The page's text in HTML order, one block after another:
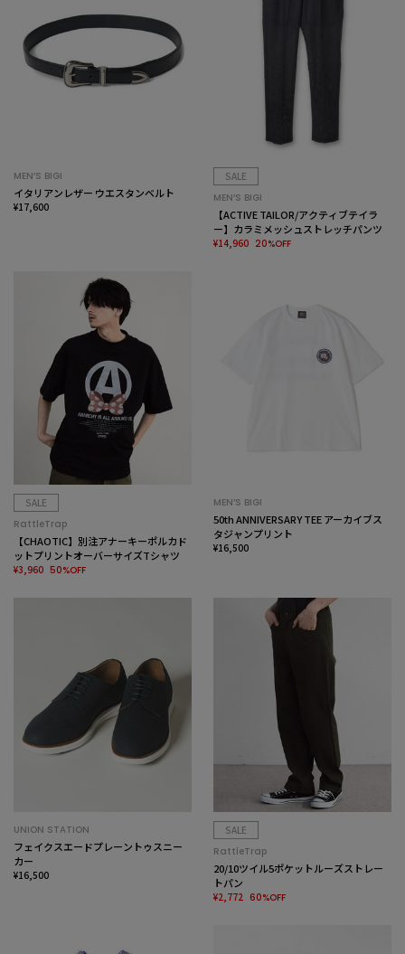
MEN’S BIGI
イタリアンレザー ウエスタンベルト
¥17,600
SALE
MEN’S BIGI
【ACTIVE TAILOR/アクティブテイラ
ー】カラミメッシュストレッチパンツ
¥14,960 20%OFF
SALE
RattleTrap
【CHAOTIC】別注アナーキーポルカド
ットプリントオーバーサイズTシャツ
¥3,960 50%OFF
MEN’S BIGI
50th ANNIVERSARY TEE アーカイブス
タジャンプリント
¥16,500
UNION STATION
フェイクスエードプレーントゥスニー
カー
¥16,500
SALE
RattleTrap
20/10ツイル5ポケットルーズストレー
トパン
¥2,772 60%OFF